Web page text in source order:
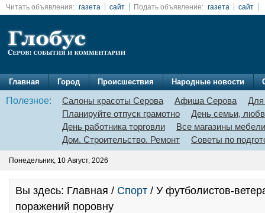
Читать объявления: газета сайт Подать объявление: газета сайт
Главная Город Происшествия Народные новости
Полезное: Салоны красоты Серова Афиша Серова
Для
Планируйте отпуск грамотно
День семьи,
День работника торговли
Все магазины мебели
Дом. Строительство. Ремонт
Советы по
Понедельник, 10 Август, 2026
Вы здесь: Главная / Спорт / У футболистов-
поражений поровну